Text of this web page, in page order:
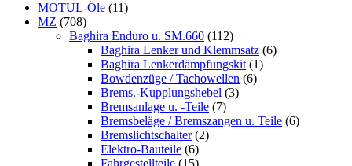
MOTUL-Öle (11)
MZ (708)
Baghira Enduro u. SM.660 (112)
Baghira Lenker und Klemmsatz (6)
Baghira Lenkerdämpfungskit (1)
Bowdenzüge / Tachowellen (6)
Brems.-Kupplungshebel (3)
Bremsanlage u. -Teile (7)
Bremsbeläge / Bremszangen u. Teile (6)
Bremslichtschalter (2)
Elektro-Bauteile (6)
Fahrgestellteile (15)